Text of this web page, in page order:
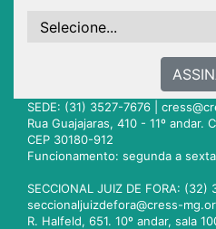
SEDE: (31) 3527-7676 |
Rua Guajajaras, 410 - 11º
CEP 30180-912
Funcionamento: segunda a
SECCIONAL JUIZ DE FORA: (32)
seccionaljuizdefora@cress-
R. Halfeld, 651. 10º andar, sala